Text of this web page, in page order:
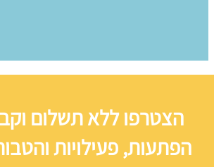
הצטרפו ללא תשלום
הפתעות, פעילויות